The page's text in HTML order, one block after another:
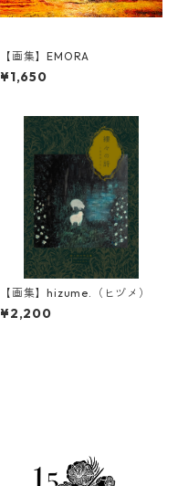
【画集】EMORA
¥1,650
【画集】hizume.（ヒヅメ）
¥2,200